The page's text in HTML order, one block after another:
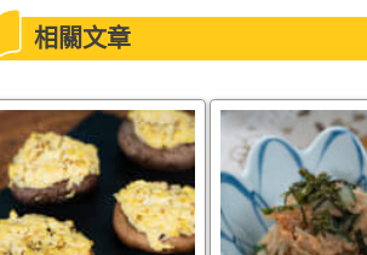
相關文章